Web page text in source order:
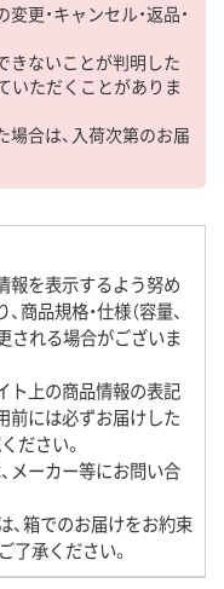
更・キャンセル・返品・
きないことが判明した
いただくことがありま
場合は、入荷次第のお届
報を表示するよう努め
品規格・仕様（容量、
される場合がございま
ト上の商品情報の表記
前には必ずお届けした
ださい。
メーカー等にお問い合
、箱でのお届けをお約束
了承ください。